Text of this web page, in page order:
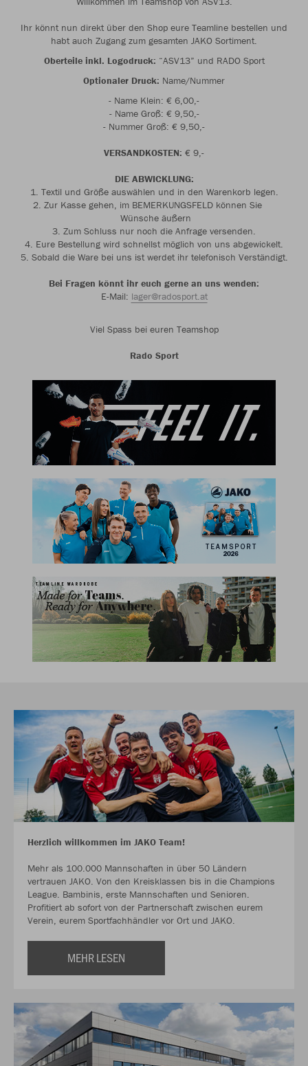
Ihr könnt nun direkt über den Shop eure Teamline bestellen und
habt auch Zugang zum gesamten JAKO Sortiment.
Oberteile inkl. Logodruck: “ASV13” und RADO Sport
Optionaler Druck: Name/Nummer
- Name Klein: € 6,00,-
- Name Groß: € 9,50,-
- Nummer Groß: € 9,50,-
VERSANDKOSTEN: € 9,-
DIE ABWICKLUNG:
1. Textil und Größe auswählen und in den Warenkorb legen.
2. Zur Kasse gehen, im BEMERKUNGSFELD können Sie
Wünsche äußern
3. Zum Schluss nur noch die Anfrage versenden.
4. Eure Bestellung wird schnellst möglich von uns abgewickelt.
5. Sobald die Ware bei uns ist werdet ihr telefonisch Verständigt.
Bei Fragen könnt ihr euch gerne an uns wenden:
E-Mail: lager@radosport.at
Viel Spass bei euren Teamshop
Rado Sport
Herzlich willkommen im JAKO Team!
Mehr als 100.000 Mannschaften in über 50 Ländern
vertrauen JAKO. Von den Kreisklassen bis in die Champions
League. Bambinis, erste Mannschaften und Senioren.
Profitiert ab sofort von der Partnerschaft zwischen eurem
Verein, eurem Sportfachhändler vor Ort und JAKO.
MEHR LESEN